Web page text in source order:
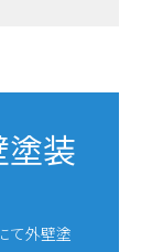
装
て外壁塗